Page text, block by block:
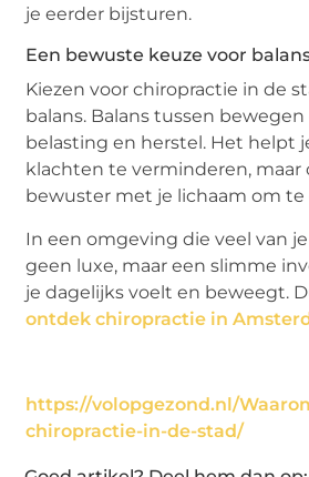
je eerder bijsturen.
Een bewuste keuze voor
Kiezen voor chiropractie in de
balans. Balans tussen
belasting en herstel. Het helpt
klachten te verminderen, maar
bewuster met je lichaam om te
In een omgeving die veel van
geen luxe, maar een slimme
je dagelijks voelt en beweegt.
ontdek chiropractie in
https://volopgezond.nl/
chiropractie-in-de-stad/